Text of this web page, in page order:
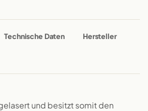
Technische Daten Hersteller
und besitzt somit den